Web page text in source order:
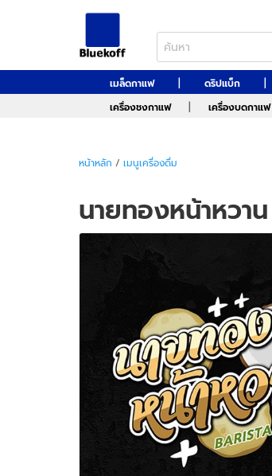
เมล็ดกาแฟ | ดริปแบ็ก |
เครื่องชงกาแฟ
| เครื่องบดกาแฟ
หน้าหลัก / เมนูเครื่องดื่ม
นายทองหน้าหวาน